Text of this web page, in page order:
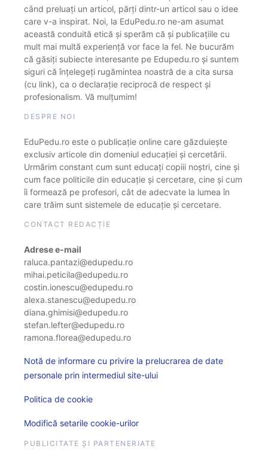
când preluați un articol, părți dintr-un articol sau o idee
care v-a inspirat. Noi, la EduPedu.ro ne-am asumat
această conduită etică și sperăm că și publicațiile cu
mult mai multă experiență vor face la fel. Ne bucurăm
că găsiți subiecte interesante pe Edupedu.ro și suntem
siguri că înțelegeți rugămintea noastră de a cita sursa
(cu link), ca o declarație reciprocă de respect și
profesionalism. Vă mulțumim!
DESPRE NOI
EduPedu.ro este o publicație online care găzduiește
exclusiv articole din domeniul educației și cercetării.
Urmărim constant cum sunt educați copiii noștri, cine și
cum face politicile din educație și cercetare, cine și cum
îi formează pe profesori, cât de adecvate la lumea în
care trăim sunt sistemele de educație și cercetare.
CONTACT REDACȚIE
Adrese e-mail
raluca.pantazi@edupedu.ro
mihai.peticila@edupedu.ro
costin.ionescu@edupedu.ro
alexa.stanescu@edupedu.ro
diana.ghimisi@edupedu.ro
stefan.lefter@edupedu.ro
ramona.florea@edupedu.ro
Notă de informare cu privire la prelucrarea de date
personale prin intermediul site-ului
Politica de cookie
Modifică setarile cookie-urilor
PUBLICITATE ȘI PARTENERIATE